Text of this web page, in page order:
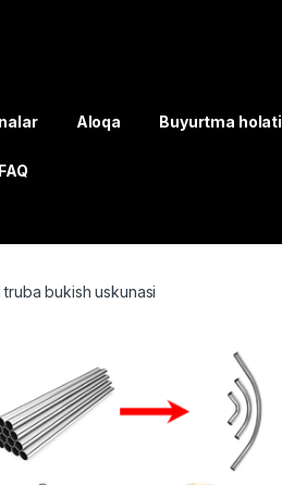
Aloqa Buyurtma holati
FAQ
truba bukish uskunasi